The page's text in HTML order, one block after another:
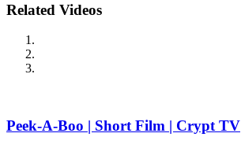
Related Videos
Peek-A-Boo | Short Film | Crypt TV